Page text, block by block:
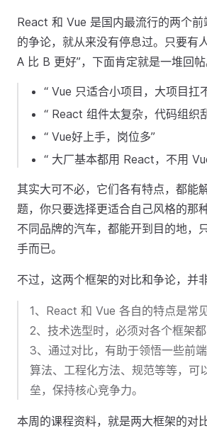
React 和 Vue 是国内最流行的两个前
的争论，就从来没有停息过。只要有
A 比 B 更好”，下面肯定就是一堆回帖
“ Vue 只适合小项目，大项目扛
“ React 组件太复杂，代码组织
“ Vue好上手，岗位多”
“ 大厂基本都用 React，不用
其实大可不必，它们各有特点，都能
题，你只要选择更适合自己风格的那
不同品牌的汽车，都能开到目的地，
手而已。
不过，这两个框架的对比和争论，并
1、React 和 Vue 各自的特点是常
2、技术选型时，必须对各个框架都
3、通过对比，有助于领悟一些前
算法、工程化方法、规范等等，可
垒，保持核心竞争力。
本周的课程资料，就是两大框架的对